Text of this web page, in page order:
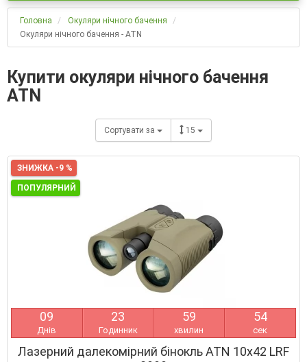
Головна
Окуляри нічного бачення
Окуляри нічного бачення - ATN
Купити окуляри нічного бачення
ATN
Сортувати за 15
ЗНИЖКА -9 %
ПОПУЛЯРНИЙ
09
Днів
23
Годинник
59
хвилин
54
сек
Лазерний далекомірний бінокль ATN 10x42 LRF